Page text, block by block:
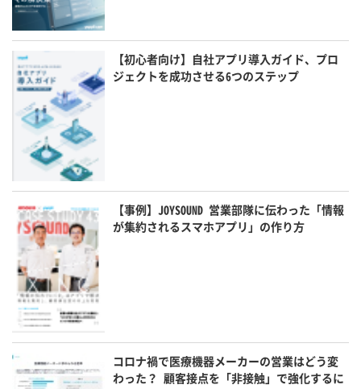
【初心者向け】自社アプリ導入ガイド、プロ
ジェクトを成功させる6つのステップ
【事例】JOYSOUND 営業部隊に伝わった「情報
が集約されるスマホアプリ」の作り方
コロナ禍で医療機器メーカーの営業はどう変
わった？ 顧客接点を「非接触」で強化するに